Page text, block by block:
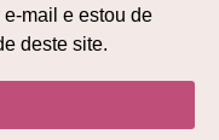
mail e estou de
deste site.